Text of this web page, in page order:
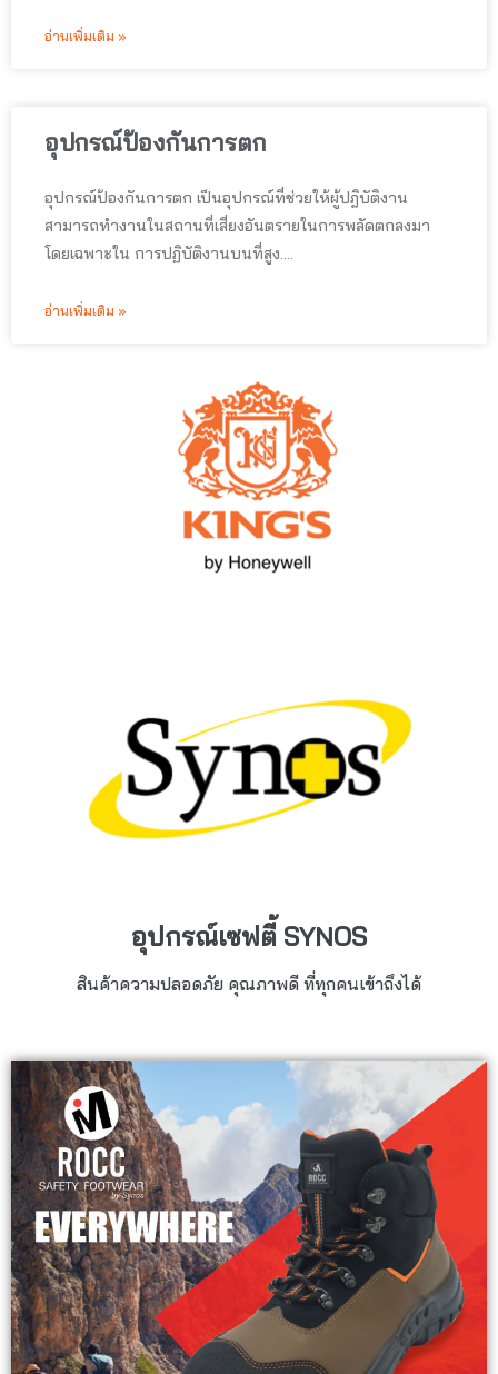
อ่านเพิ่มเติม »
อุปกรณ์ป้องกันการตก
อุปกรณ์ป้องกันการตก เป็นอุปกรณ์ที่ช่วยให้ผู้ปฎิบัติงาน
สามารถทำงานในสถานที่เสี่ยงอันตรายในการพลัดตกลงมา
โดยเฉพาะใน การปฏิบัติงานบนที่สูง….
อ่านเพิ่มเติม »
อุปกรณ์เซฟตี้ SYNOS
สินค้าความปลอดภัย คุณภาพดี ที่ทุกคนเข้าถึงได้